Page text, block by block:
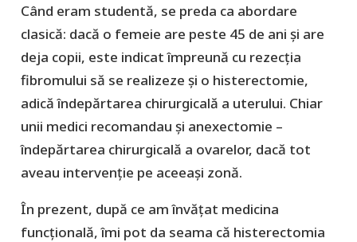
Când eram studentă, se preda ca abordare
clasică: dacă o femeie are peste 45 de ani și are
deja copii, este indicat împreună cu rezecția
fibromului să se realizeze și o histerectomie,
adică îndepărtarea chirurgicală a uterului. Chiar
unii medici recomandau și anexectomie –
îndepărtarea chirurgicală a ovarelor, dacă tot
aveau intervenție pe aceeași zonă.
În prezent, după ce am învățat medicina
funcțională, îmi pot da seama că histerectomia